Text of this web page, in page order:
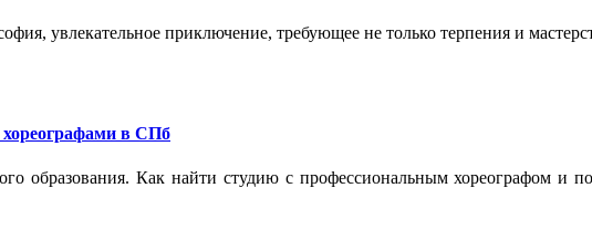
увлекательное приключение, требующее не только терпения и
хореографами в СПб
образования. Как найти студию с профессиональным хореографом и